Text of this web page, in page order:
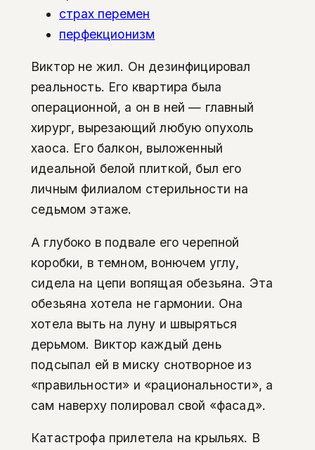
страх перемен
перфекционизм
Виктор не жил. Он дезинфицировал
реальность. Его квартира была
операционной, а он в ней — главный
хирург, вырезающий любую опухоль
хаоса. Его балкон, выложенный
идеальной белой плиткой, был его
личным филиалом стерильности на
седьмом этаже.
А глубоко в подвале его черепной
коробки, в темном, вонючем углу,
сидела на цепи вопящая обезьяна. Эта
обезьяна хотела не гармонии. Она
хотела выть на луну и швыряться
дерьмом. Виктор каждый день
подсыпал ей в миску снотворное из
«правильности» и «рациональности», а
сам наверху полировал свой «фасад».
Катастрофа прилетела на крыльях. В